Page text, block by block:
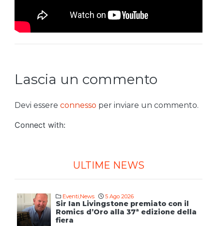
Lascia un commento
Devi essere connesso per inviare un commento.
Connect with:
ULTIME NEWS
Eventi,News 5 Ago 2026
Sir Ian Livingstone premiato con il
Romics d’Oro alla 37ª edizione della
fiera